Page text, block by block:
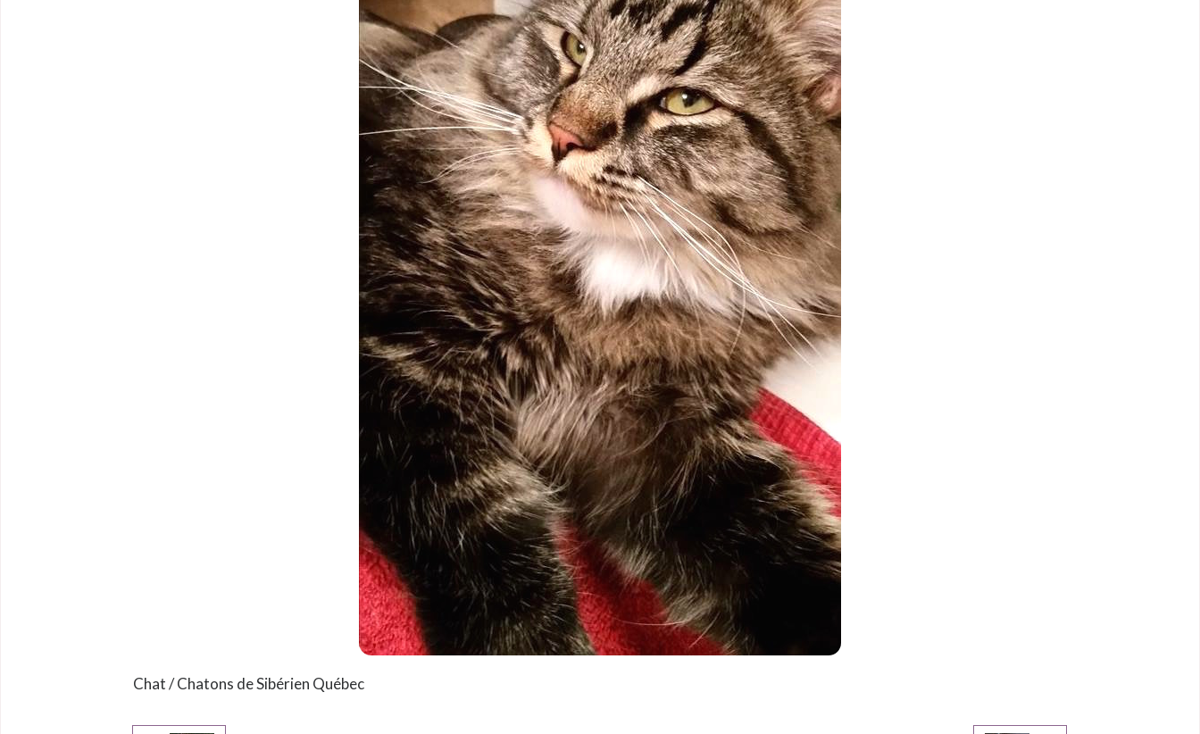
Chat / Chatons de Sibérien Québec